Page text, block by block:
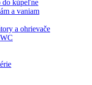
do kúpeľne
a vaniam
a ohrievače